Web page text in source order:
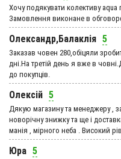
Хочу подякувати колективу
Замовлення виконане в
Олександр,Балаклія 5
Заказав човен 280,обіцяли
дні.На третій день я вже в
до покупців.
Олексій 5
Дякую магазину та менеджеру ,
новорічну знижку та ще і
манія , мірного неба . Високий
Юра 5